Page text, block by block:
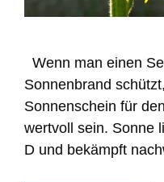
Wenn man einen
Sonnenbrand
Sonnenschein für
wertvoll sein. Sonne
D und bekämpft